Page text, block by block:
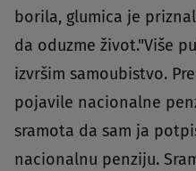
borila, glumica je
da oduzme život."Više
izvršim samoubistvo.
pojavile nacionalne
sramota da sam ja
nacionalnu penziju.